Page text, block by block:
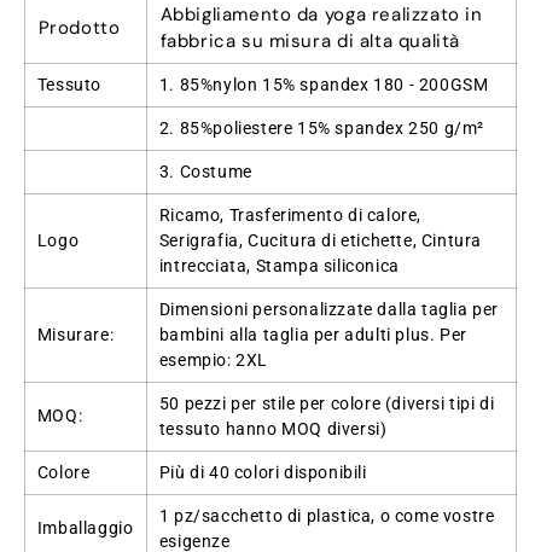
Prodotto
Abbigliamento da yoga realizzato in
fabbrica su misura di alta qualità
Tessuto 1. 85%nylon 15% spandex 180 - 200GSM
2. 85%poliestere 15% spandex 250 g/m²
3. Costume
Logo
Ricamo, Trasferimento di calore,
Serigrafia, Cucitura di etichette, Cintura
intrecciata, Stampa siliconica
Misurare:
Dimensioni personalizzate dalla taglia per
bambini alla taglia per adulti plus. Per
esempio: 2XL
MOQ:
50 pezzi per stile per colore (diversi tipi di
tessuto hanno MOQ diversi)
Colore Più di 40 colori disponibili
Imballaggio
1 pz/sacchetto di plastica, o come vostre
esigenze